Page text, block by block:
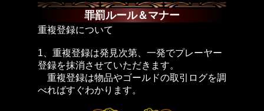
罪罰ルール＆マナー
重複登録について
1、重複登録は発見次第、一発でプレーヤー
登録を抹消させていただきます。
重複登録は物品やゴールドの取引ログを調
べればすぐわかります。